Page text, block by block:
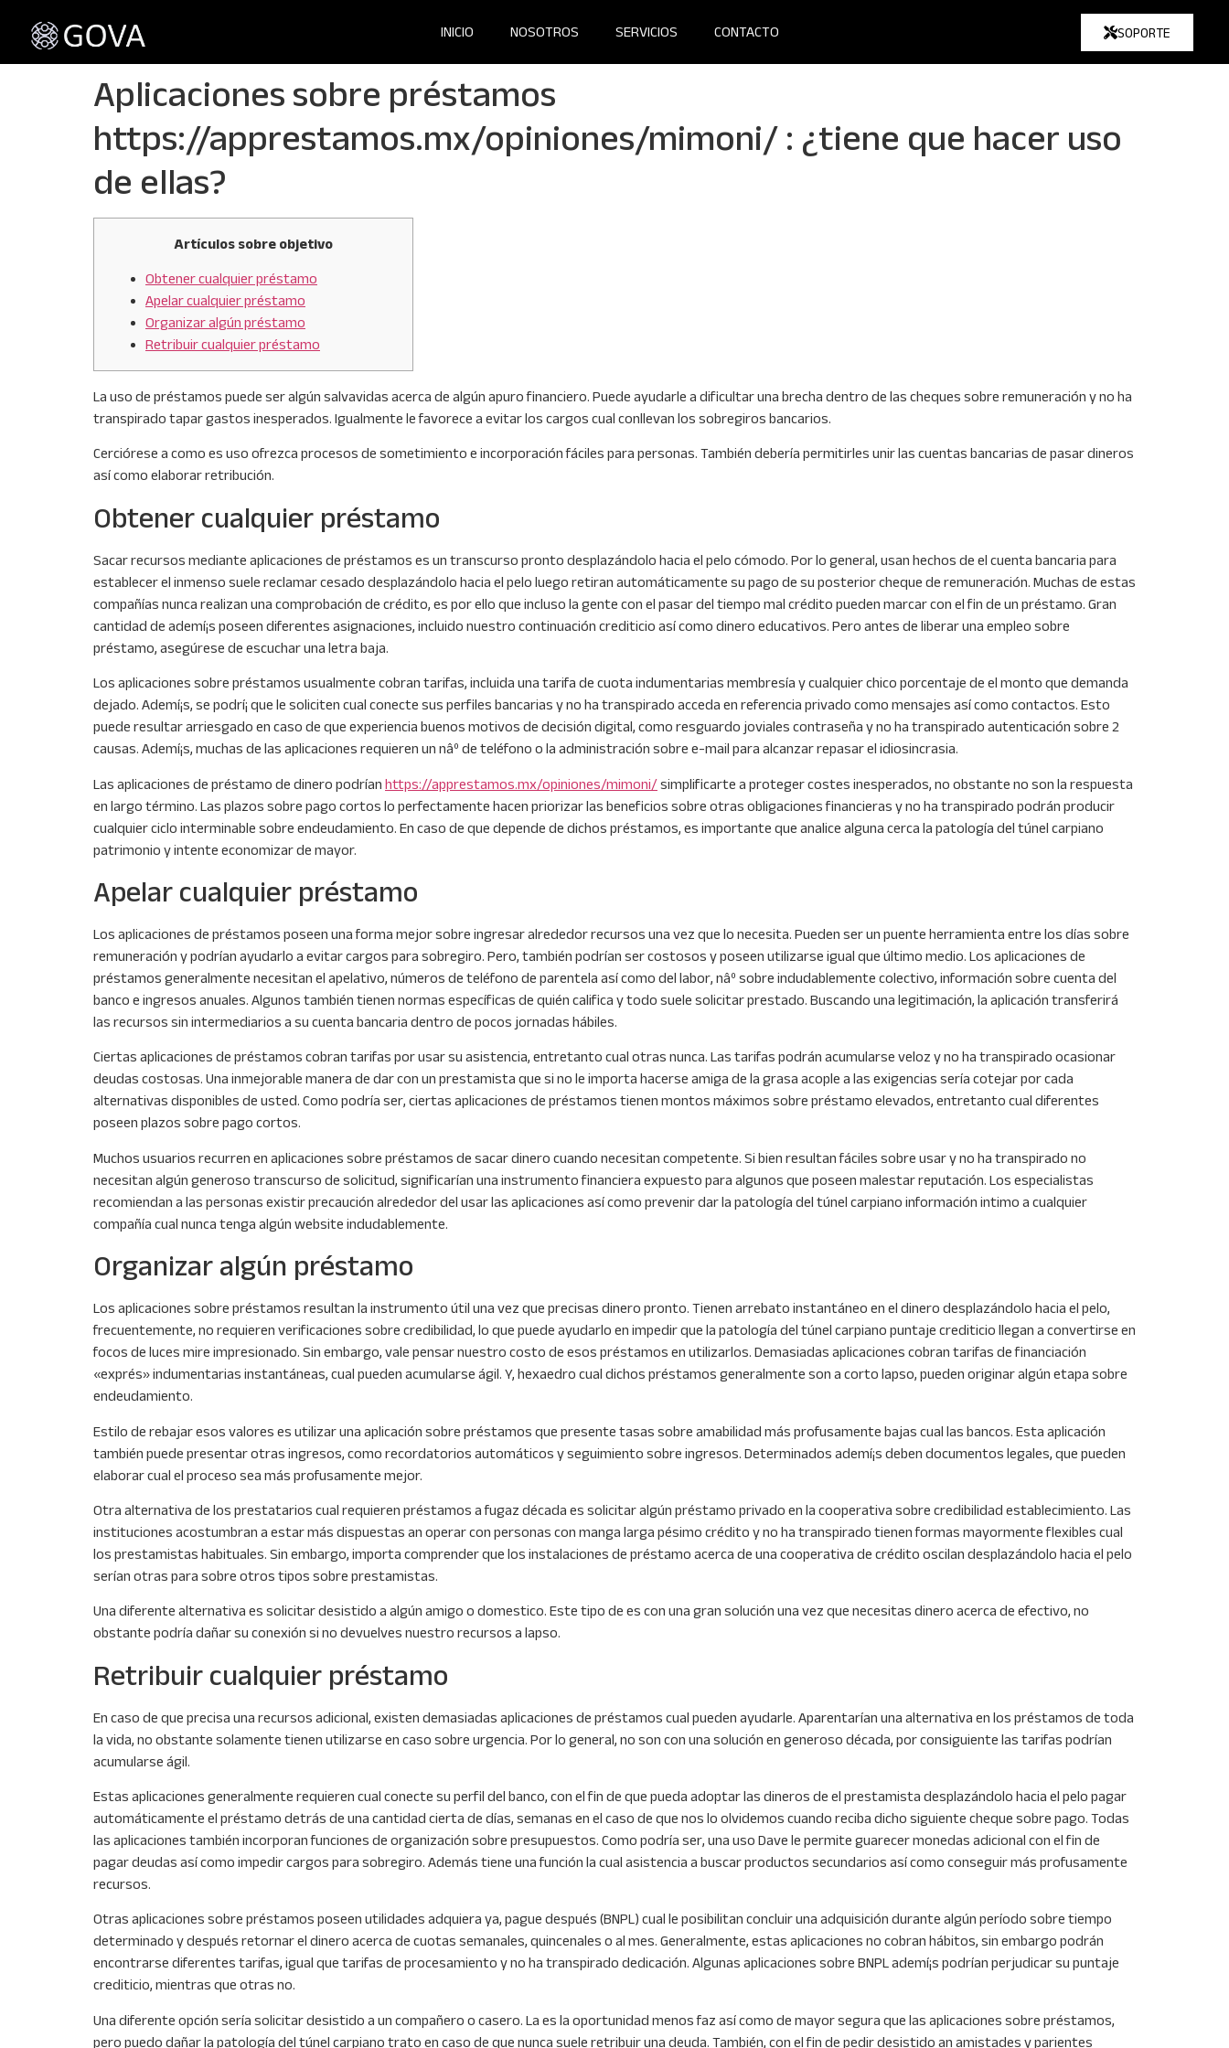
INICIO NOSOTROS SERVICIOS CONTACTO SOPORTE
Aplicaciones sobre préstamos
https://apprestamos.mx/opiniones/mimoni/ : ¿tiene que hacer uso
de ellas?
Artículos sobre objetivo
Obtener cualquier préstamo
Apelar cualquier préstamo
Organizar algún préstamo
Retribuir cualquier préstamo
La uso de préstamos puede ser algún salvavidas acerca de algún apuro financiero. Puede ayudarle a dificultar una brecha dentro de las cheques sobre remuneración y no ha
transpirado tapar gastos inesperados. Igualmente le favorece a evitar los cargos cual conllevan los sobregiros bancarios.
Cerciórese a como es uso ofrezca procesos de sometimiento e incorporación fáciles para personas. También debería permitirles unir las cuentas bancarias de pasar dineros
así­ como elaborar retribución.
Obtener cualquier préstamo
Sacar recursos mediante aplicaciones de préstamos es un transcurso pronto desplazándolo hacia el pelo cómodo. Por lo general, usan hechos de el cuenta bancaria para
establecer el inmenso suele reclamar cesado desplazándolo hacia el pelo luego retiran automáticamente su pago de su posterior cheque de remuneración. Muchas de estas
compañías nunca realizan una comprobación de crédito, es por ello que incluso la gente con el pasar del tiempo mal crédito pueden marcar con el fin de un préstamo. Gran
cantidad de ademí¡s poseen diferentes asignaciones, incluido nuestro continuación crediticio así­ como dinero educativos. Pero antes de liberar una empleo sobre
préstamo, asegúrese de escuchar una letra baja.
Los aplicaciones sobre préstamos usualmente cobran tarifas, incluida una tarifa de cuota indumentarias membresía y cualquier chico porcentaje de el monto que demanda
dejado. Ademí¡s, se podrí¡ que le soliciten cual conecte sus perfiles bancarias y no ha transpirado acceda en referencia privado como mensajes así­ como contactos. Esto
puede resultar arriesgado en caso de que experiencia buenos motivos de decisión digital, como resguardo joviales contraseña y no ha transpirado autenticación sobre 2
causas. Ademí¡s, muchas de las aplicaciones requieren un nâº de teléfono o la administración sobre e-mail para alcanzar repasar el idiosincrasia.
Las aplicaciones de préstamo de dinero podrían https://apprestamos.mx/opiniones/mimoni/simplificarte a proteger costes inesperados, no obstante no son la respuesta
en largo término. Las plazos sobre pago cortos lo perfectamente hacen priorizar las beneficios sobre otras obligaciones financieras y no ha transpirado podrán producir
cualquier ciclo interminable sobre endeudamiento. En caso de que depende de dichos préstamos, es importante que analice alguna cerca la patologí­a del túnel carpiano
patrimonio y intente economizar de mayor.
Apelar cualquier préstamo
Los aplicaciones de préstamos poseen una forma mejor sobre ingresar alrededor recursos una vez que lo necesita. Pueden ser un puente herramienta entre los días sobre
remuneración y podrían ayudarlo a evitar cargos para sobregiro. Pero, también podrían ser costosos y poseen utilizarse igual que último medio. Los aplicaciones de
préstamos generalmente necesitan el apelativo, números de teléfono de parentela así­ como del labor, nâº sobre indudablemente colectivo, información sobre cuenta del
banco e ingresos anuales. Algunos también tienen normas específicas de quién califica y todo suele solicitar prestado. Buscando una legitimación, la aplicación transferirá
las recursos sin intermediarios a su cuenta bancaria dentro de pocos jornadas hábiles.
Ciertas aplicaciones de préstamos cobran tarifas por usar su asistencia, entretanto cual otras nunca. Las tarifas podrán acumularse veloz y no ha transpirado ocasionar
deudas costosas. Una inmejorable manera de dar con un prestamista que si no le importa hacerse amiga de la grasa acople a las exigencias serí­a cotejar por cada
alternativas disponibles de usted. Como podrí­a ser, ciertas aplicaciones de préstamos tienen montos máximos sobre préstamo elevados, entretanto cual diferentes
poseen plazos sobre pago cortos.
Muchos usuarios recurren en aplicaciones sobre préstamos de sacar dinero cuando necesitan competente. Si bien resultan fáciles sobre usar y no ha transpirado no
necesitan algún generoso transcurso de solicitud, significarían una instrumento financiera expuesto para algunos que poseen malestar reputación. Los especialistas
recomiendan a las personas existir precaución alrededor del usar las aplicaciones así­ como prevenir dar la patologí­a del túnel carpiano información intimo a cualquier
compañía cual nunca tenga algún website indudablemente.
Organizar algún préstamo
Los aplicaciones sobre préstamos resultan la instrumento útil una vez que precisas dinero pronto. Tienen arrebato instantáneo en el dinero desplazándolo hacia el pelo,
frecuentemente, no requieren verificaciones sobre credibilidad, lo que puede ayudarlo en impedir que la patologí­a del túnel carpiano puntaje crediticio llegan a convertirse en
focos de luces mire impresionado. Sin embargo, vale pensar nuestro costo de esos préstamos en utilizarlos. Demasiadas aplicaciones cobran tarifas de financiación
«exprés» indumentarias instantáneas, cual pueden acumularse ágil. Y, hexaedro cual dichos préstamos generalmente son a corto lapso, pueden originar algún etapa sobre
endeudamiento.
Estilo de rebajar esos valores es utilizar una aplicación sobre préstamos que presente tasas sobre amabilidad más profusamente bajas cual las bancos. Esta aplicación
también puede presentar otras ingresos, como recordatorios automáticos y seguimiento sobre ingresos. Determinados ademí¡s deben documentos legales, que pueden
elaborar cual el proceso sea más profusamente mejor.
Otra alternativa de los prestatarios cual requieren préstamos a fugaz década es solicitar algún préstamo privado en la cooperativa sobre credibilidad establecimiento. Las
instituciones acostumbran a estar más dispuestas an operar con personas con manga larga pésimo crédito y no ha transpirado tienen formas mayormente flexibles cual
los prestamistas habituales. Sin embargo, importa comprender que los instalaciones de préstamo acerca de una cooperativa de crédito oscilan desplazándolo hacia el pelo
serían otras para sobre otros tipos sobre prestamistas.
Una diferente alternativa es solicitar desistido a algún amigo o domestico. Este tipo de es con una gran solución una vez que necesitas dinero acerca de efectivo, no
obstante podría dañar su conexión si no devuelves nuestro recursos a lapso.
Retribuir cualquier préstamo
En caso de que precisa una recursos adicional, existen demasiadas aplicaciones de préstamos cual pueden ayudarle. Aparentarían una alternativa en los préstamos de toda
la vida, no obstante solamente tienen utilizarse en caso sobre urgencia. Por lo general, no son con una solución en generoso década, por consiguiente las tarifas podrían
acumularse ágil.
Estas aplicaciones generalmente requieren cual conecte su perfil del banco, con el fin de que pueda adoptar las dineros de el prestamista desplazándolo hacia el pelo pagar
automáticamente el préstamo detrás de una cantidad cierta de días, semanas en el caso de que nos lo olvidemos cuando reciba dicho siguiente cheque sobre pago. Todas
las aplicaciones también incorporan funciones de organización sobre presupuestos. Como podrí­a ser, una uso Dave le permite guarecer monedas adicional con el fin de
pagar deudas así­ como impedir cargos para sobregiro. Además tiene una función la cual asistencia a buscar productos secundarios así­ como conseguir más profusamente
recursos.
Otras aplicaciones sobre préstamos poseen utilidades adquiera ya, pague después (BNPL) cual le posibilitan concluir una adquisición durante algún período sobre tiempo
determinado y después retornar el dinero acerca de cuotas semanales, quincenales o al mes. Generalmente, estas aplicaciones no cobran hábitos, sin embargo podrán
encontrarse diferentes tarifas, igual que tarifas de procesamiento y no ha transpirado dedicación. Algunas aplicaciones sobre BNPL ademí¡s podrían perjudicar su puntaje
crediticio, mientras que otras no.
Una diferente opción serí­a solicitar desistido a un compañero o casero. La es la oportunidad menos faz así­ como de mayor segura que las aplicaciones sobre préstamos,
pero puedo dañar la patologí­a del túnel carpiano trato en caso de que nunca suele retribuir una deuda. También, con el fin de pedir desistido an amistades y parientes